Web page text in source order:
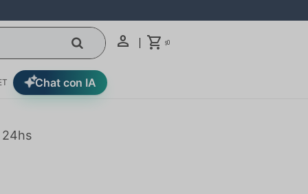
$0
Chat con IA
24hs